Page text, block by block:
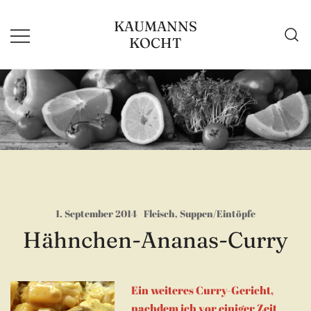
Inhalt
springen
KAUMANNS
KOCHT
1. September 2014 Fleisch, Suppen/Eintöpfe
Hähnchen-Ananas-Curry
Ein weiteres Curry-Gericht,